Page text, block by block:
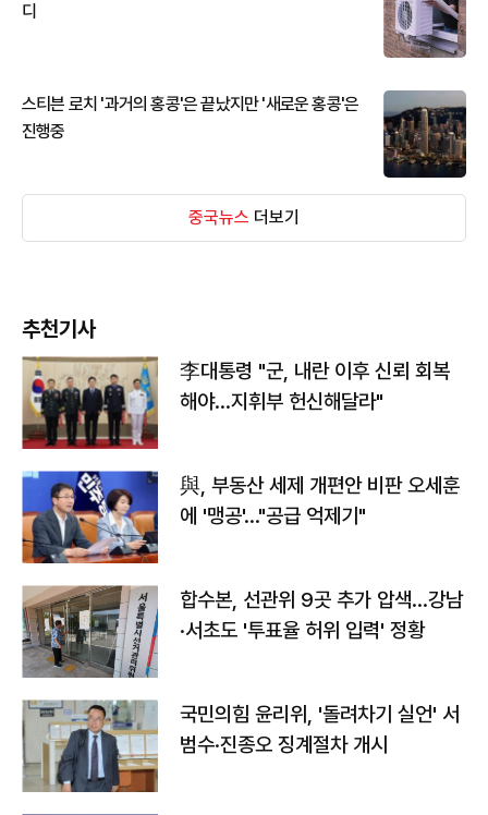
디
스티븐 로치 '과거의 홍콩'은 끝났지만 '새로운 홍콩'은
진행중
중국뉴스 더보기
추천기사
李대통령 "군, 내란 이후 신뢰 회복
해야…지휘부 헌신해달라"
與, 부동산 세제 개편안 비판 오세훈
에 '맹공'…"공급 억제기"
합수본, 선관위 9곳 추가 압색…강남
·서초도 '투표율 허위 입력' 정황
국민의힘 윤리위, '돌려차기 실언' 서
범수·진종오 징계절차 개시